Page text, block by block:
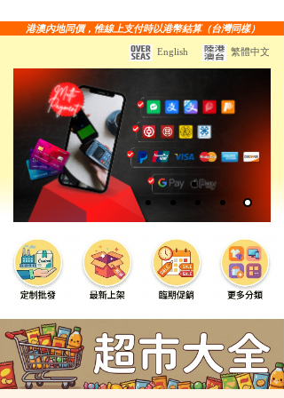
港澳內地同價，惟線上支付時以港幣結算（台灣同樣）
English 繁體中文